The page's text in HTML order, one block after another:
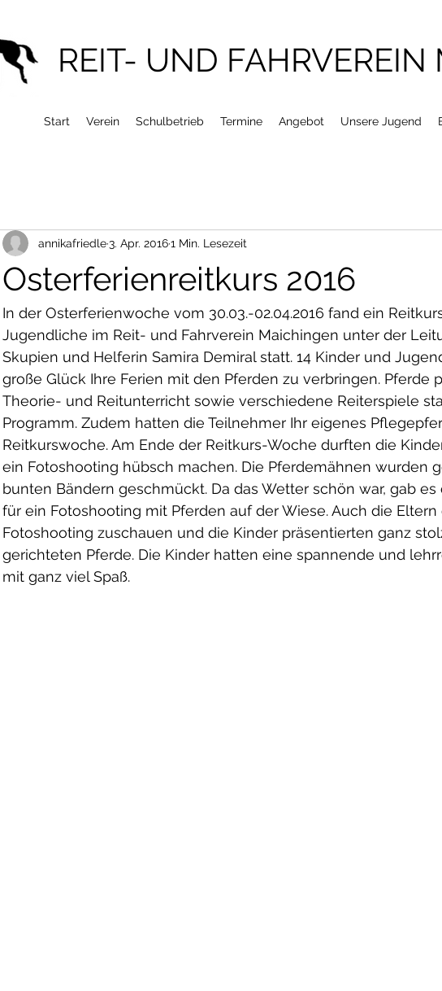
REIT- UND FAHRVEREIN
Start Verein Schulbetrieb Termine Angebot Unsere Jugend
Osterferienreitkurs 2016
annikafriedle3. Apr. 20161 Min. Lesezeit
In der Osterferienwoche vom 30.03.-02.04.2016 fand ein
Jugendliche im Reit- und Fahrverein Maichingen unter der
Skupien und Helferin Samira Demiral statt. 14 Kinder und
große Glück Ihre Ferien mit den Pferden zu verbringen. Pferde
Theorie- und Reitunterricht sowie verschiedene Reiterspiele
Programm. Zudem hatten die Teilnehmer Ihr eigenes
Reitkurswoche. Am Ende der Reitkurs-Woche durften die
ein Fotoshooting hübsch machen. Die Pferdemähnen wurden
bunten Bändern geschmückt. Da das Wetter schön war, gab
für ein Fotoshooting mit Pferden auf der Wiese. Auch die
Fotoshooting zuschauen und die Kinder präsentierten ganz
gerichteten Pferde. Die Kinder hatten eine spannende und
mit ganz viel Spaß.